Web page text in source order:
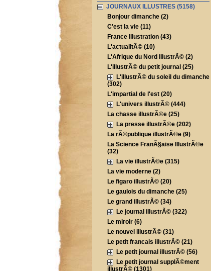
JOURNAUX ILLUSTRES (5158)
Bonjour dimanche (2)
C'est la vie (11)
France Illustration (43)
L'actualitÃ© (10)
L'Afrique du Nord IllustrÃ© (2)
L'illustrÃ© du petit journal (25)
L'illustrÃ© du soleil du dimanche
(302)
L'impartial de l'est (20)
L'univers illustrÃ© (444)
La chasse illustrÃ©e (25)
La presse illustrÃ©e (202)
La rÃ©publique illustrÃ©e (9)
La Science FranÃ§aise IllustrÃ©e
(32)
La vie illustrÃ©e (315)
La vie moderne (2)
Le figaro illustrÃ© (20)
Le gaulois du dimanche (25)
Le grand illustrÃ© (34)
Le journal illustrÃ© (322)
Le miroir (6)
Le nouvel illustrÃ© (31)
Le petit francais illustrÃ© (21)
Le petit journal illustrÃ© (56)
Le petit journal supplÃ©ment
illustrÃ© (1301)